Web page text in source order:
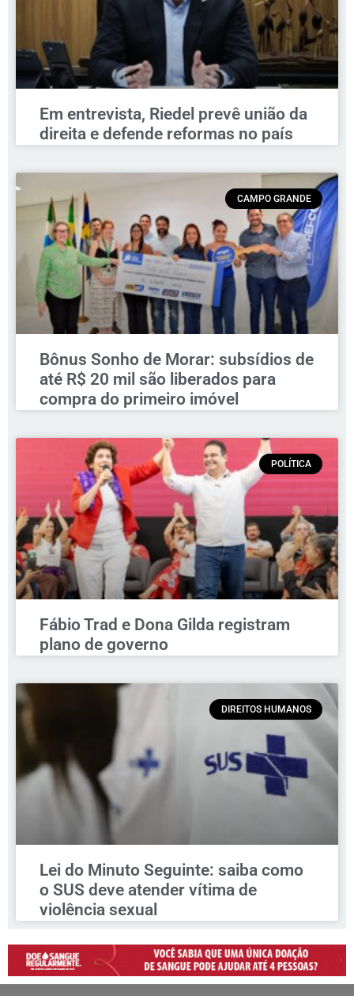
Em entrevista, Riedel prevê união da
direita e defende reformas no país
CAMPO GRANDE
Bônus Sonho de Morar: subsídios de
até R$ 20 mil são liberados para
compra do primeiro imóvel
POLÍTICA
Fábio Trad e Dona Gilda registram
plano de governo
DIREITOS HUMANOS
Lei do Minuto Seguinte: saiba como
o SUS deve atender vítima de
violência sexual